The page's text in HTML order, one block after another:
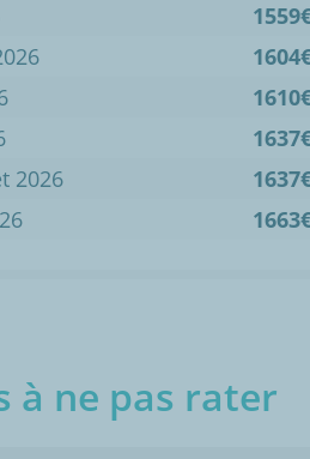
2026
à ne pas rater